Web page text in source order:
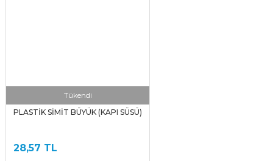
Tükendi
PLASTİK SİMİT BÜYÜK (KAPI SÜSÜ)
28,57 TL